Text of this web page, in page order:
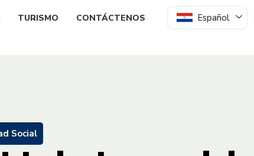
TURISMO CONTÁCTENOS Español
Social